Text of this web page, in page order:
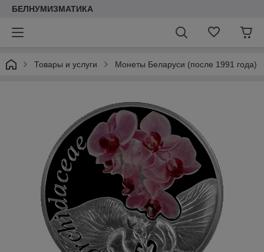
БЕЛНУМИЗМАТИКА
Товары и услуги Монеты Беларуси (после 1991 года)